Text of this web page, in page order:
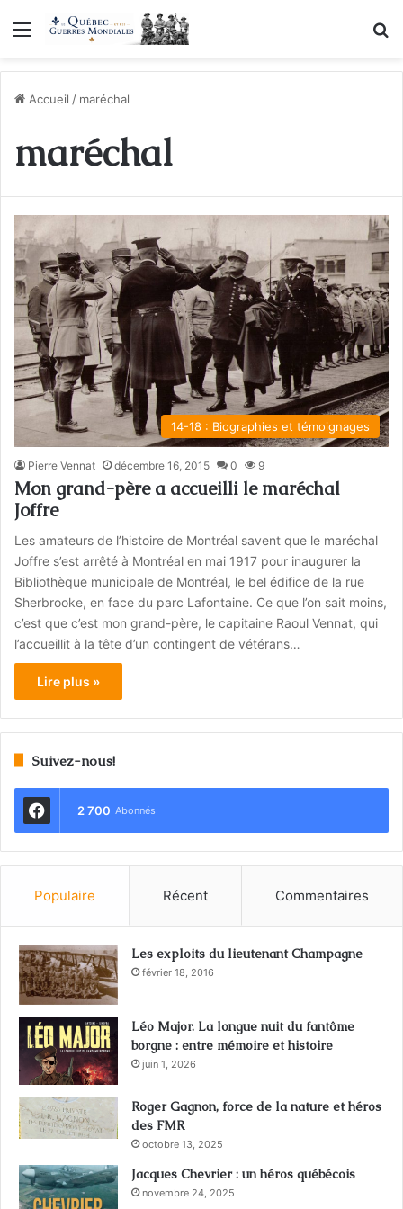
Menu
Accueil / maréchal
maréchal
14-18 : Biographies et témoignages
Pierre Vennat décembre 16, 2015 0 9
Mon grand-père a accueilli le maréchal
Joffre
Les amateurs de l’histoire de Montréal savent que le maréchal
Joffre s’est arrêté à Montréal en mai 1917 pour inaugurer la
Bibliothèque municipale de Montréal, le bel édifice de la rue
Sherbrooke, en face du parc Lafontaine. Ce que l’on sait moins,
c’est que c’est mon grand-père, le capitaine Raoul Vennat, qui
l’accueillit à la tête d’un contingent de vétérans…
Lire plus »
Suivez-nous!
2 700 Abonnés
Populaire Récent Commentaires
Les exploits du lieutenant Champagne
février 18, 2016
Léo Major. La longue nuit du fantôme
borgne : entre mémoire et histoire
juin 1, 2026
Roger Gagnon, force de la nature et héros
des FMR
octobre 13, 2025
Jacques Chevrier : un héros québécois
novembre 24, 2025